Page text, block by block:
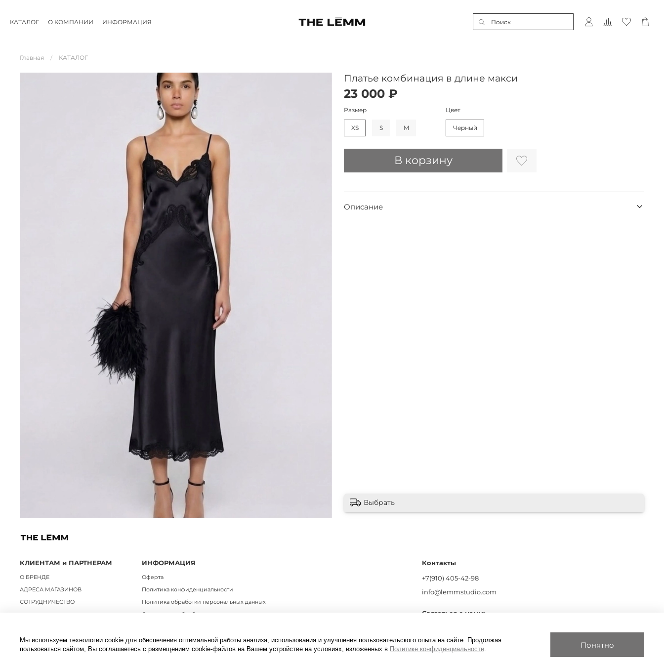
КАТАЛОГ О КОМПАНИИ ИНФОРМАЦИЯ
Главная КАТАЛОГ
Платье комбинация в длине макси
23 000 ₽
В корзину
Размер
XS S M
Цвет
Черный
Описание
Выбрать
КЛИЕНТАМ и ПАРТНЕРАМ
О БРЕНДЕ
АДРЕСА МАГАЗИНОВ
СОТРУДНИЧЕСТВО
ИНФОРМАЦИЯ
Оферта
Политика конфиденциальности
Политика обработки персональных данных
Согласие на обработку персональных данных
Связаться с нами
Контакты
+7(910) 405-42-98
info@lemmstudio.com
Связаться с нами:
Мы используем технологии cookie для обеспечения оптимальной работы анализа, использования и улучшения пользовательского опыта на сайте. Продолжая
пользоваться сайтом, Вы соглашаетесь с размещением cookie-файлов на Вашем устройстве на условиях, изложенных в Политике конфиденциальности. Понятно